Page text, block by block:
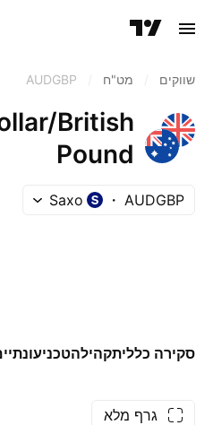
שווקים מט"ח AUDGBP
British
Pound
AUDGBP
Saxo
סקירה כלליתקהילהטכני
גרף מלא